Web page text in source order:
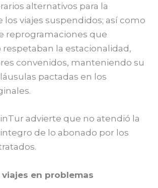
alternativos para la
los viajes suspendidos; así como
reprogramaciones que
la estacionalidad,
convenidos, manteniendo su
pactadas en los
advierte que no atendió la
de lo abonado por los
en problemas